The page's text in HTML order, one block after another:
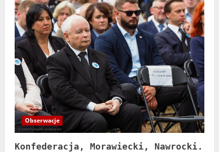
Obserwacje
Konfederacja, Morawiecki, Nawrocki.